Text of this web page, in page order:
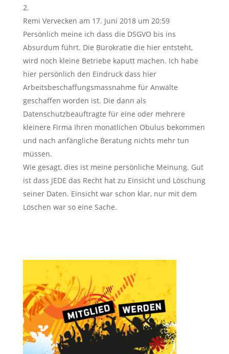
Remi Vervecken am 17. Juni 2018 um 20:59
Persönlich meine ich dass die DSGVO bis ins
Absurdum führt. Die Bürokratie die hier entsteht,
wird noch kleine Betriebe kaputt machen. Ich habe
hier persönlich den Eindruck dass hier
Arbeitsbeschaffungsmassnahme für Anwälte
geschaffen worden ist. Die dann als
Datenschutzbeauftragte für eine oder mehrere
kleinere Firma Ihren monatlichen Obulus bekommen
und nach anfängliche Beratung nichts mehr tun
müssen.
Wie gesagt, dies ist meine persönliche Meinung. Gut
ist dass JEDE das Recht hat zu Einsicht und Löschung
seiner Daten. Einsicht war schon klar, nur mit dem
Löschen war so eine Sache.